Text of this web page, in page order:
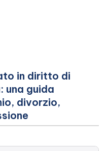
in diritto di
una guida
divorzio,